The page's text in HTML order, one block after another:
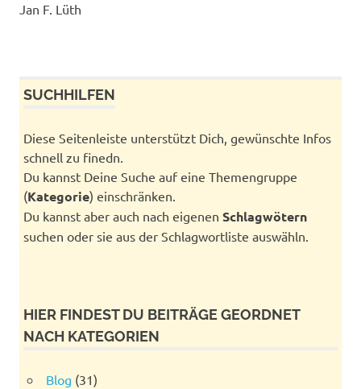
Jan F. Lüth
SUCHHILFEN
Diese Seitenleiste unterstützt Dich, gewünschte Infos
schnell zu finedn.
Du kannst Deine Suche auf eine Themengruppe
(Kategorie) einschränken.
Du kannst aber auch nach eigenen Schlagwötern
suchen oder sie aus der Schlagwortliste auswähln.
HIER FINDEST DU BEITRÄGE GEORDNET
NACH KATEGORIEN
Blog (31)